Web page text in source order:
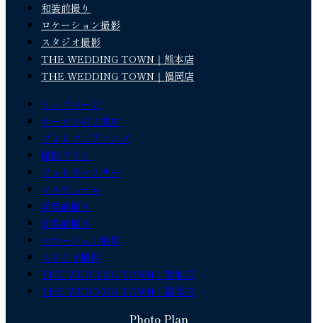
和装前撮り
ロケーション撮影
スタジオ撮影
THE WEDDING TOWN｜熊本店
THE WEDDING TOWN｜福岡店
トップページ
サービスのご案内
フォトウェディング
撮影プラン
フォトギャラリー
コスチューム
洋装前撮り
和装前撮り
ロケーション撮影
スタジオ撮影
THE WEDDING TOWN｜熊本店
THE WEDDING TOWN｜福岡店
Photo Plan